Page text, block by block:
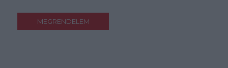
MEGRENDELEM